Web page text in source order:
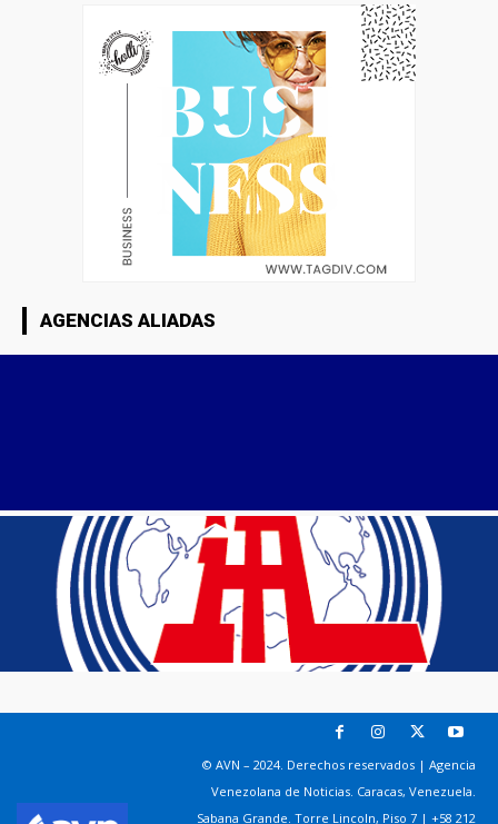
AGENCIAS ALIADAS
© AVN – 2024. Derechos reservados | Agencia
Venezolana de Noticias. Caracas, Venezuela.
Sabana Grande. Torre Lincoln, Piso 7 | +58 212